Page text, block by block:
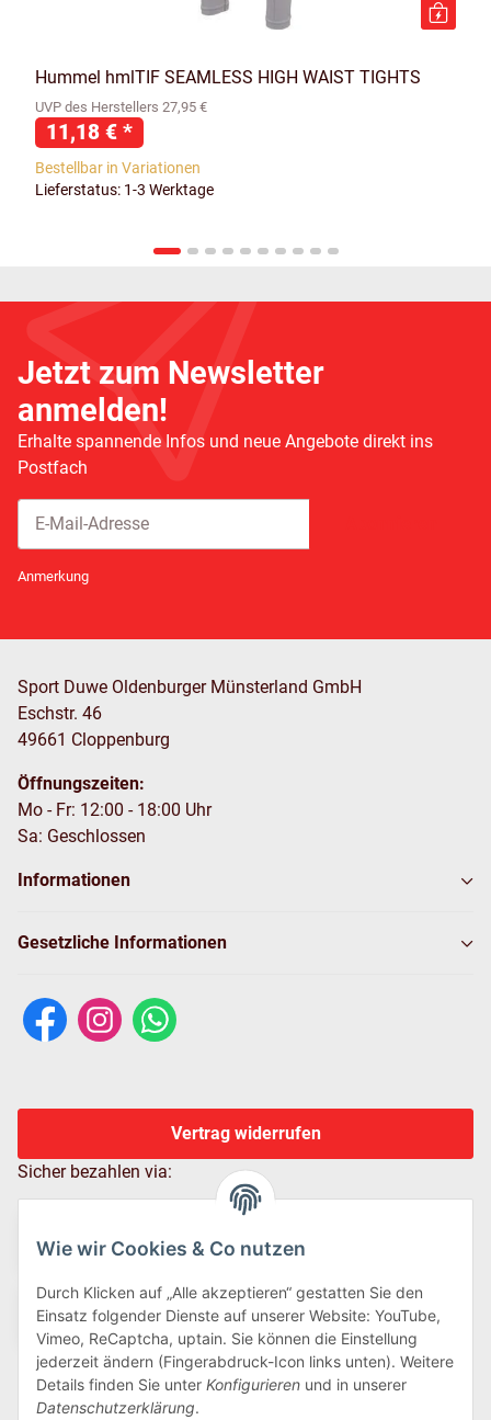
Wie wir Cookies & Co nutzen
Durch Klicken auf „Alle akzeptieren“ gestatten Sie den
Einsatz folgender Dienste auf unserer Website: YouTube,
Vimeo, ReCaptcha, uptain. Sie können die Einstellung
jederzeit ändern (Fingerabdruck-Icon links unten). Weitere
Details finden Sie unter Konfigurieren und in unserer
Datenschutzerklärung.
Hummel hmlTIF SEAMLESS HIGH WAIST TIGHTS
UVP des Herstellers 27,95 €
11,18 € *
Bestellbar in Variationen
Lieferstatus: 1-3 Werktage
Jetzt zum Newsletter
anmelden!
Erhalte spannende Infos und neue Angebote direkt ins
Postfach
Anmerkung
Sport Duwe Oldenburger Münsterland GmbH
Eschstr. 46
49661 Cloppenburg
Öffnungszeiten:
Mo - Fr: 12:00 - 18:00 Uhr
Sa: Geschlossen
Informationen
Gesetzliche Informationen
Vertrag widerrufen
Sicher bezahlen via:
Wir versenden via: